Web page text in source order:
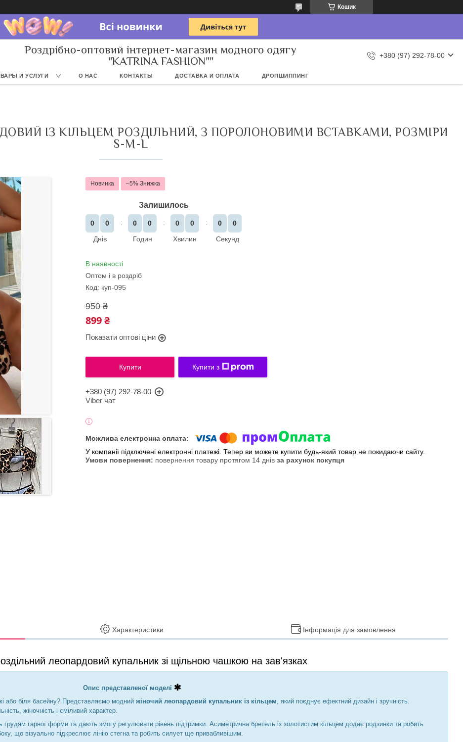
Кошик
Роздрібно-оптовий інтернет-магазин модного одягу
"KATRINA FASHION""
+380 (97) 292-78-00
И УСЛУГИ О НАС КОНТАКТЫ ДОСТАВКА И ОПЛАТА ДРОПШИППИНГ
ІЗ КІЛЬЦЕМ РОЗДІЛЬНИЙ, З ПОРОЛОНОВИМИ ВСТАВКАМИ, РОЗМІРИ
S-M-L
Новинка –5%
Залишилось
0
0
Днів
0
0
Годин
0
0
Хвилин
0
0
Секунд
В наявності
Оптом і в роздріб
Код: куп-095
950 ₴
899 ₴
Показати оптові ціни
Купити Купити з
+380 (97) 292-78-00
Viber чат
У компанії підключені електронні платежі. Тепер ви можете купити будь-який товар не покидаючи сайту.
повернення товару протягом 14 днів за рахунок покупця
Характеристики Інформація для замовлення
леопардовий купальник зі щільною чашкою на зав'язках
Опис представленої моделі
або біля басейну? Представляємо модний жіночий леопардовий купальник із кільцем , який поєднує ефектний дизайн і зручність.
жіночність і сміливий характер.
грудям гарної форми та дають змогу регулювати рівень підтримки. Асиметрична бретель із золотистим кільцем додає родзинки та робить
що візуально підкреслює лінію стегна та робить силует ще привабливішим.